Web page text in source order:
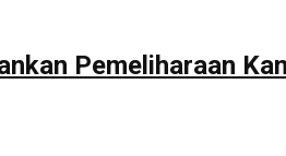
Pemeliharaan